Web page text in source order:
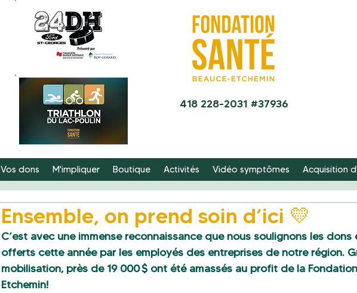
418 228-2031 #37936
Vos dons M'impliquer Boutique Activités Vidéo symptômes Acquisition
Ensemble, on prend soin d’ici 💛
C’est avec une immense reconnaissance que nous soulignons les dons
offerts cette année par les employés des entreprises de notre région.
mobilisation, près de 19 000 $ ont été amassés au profit de la
Etchemin!